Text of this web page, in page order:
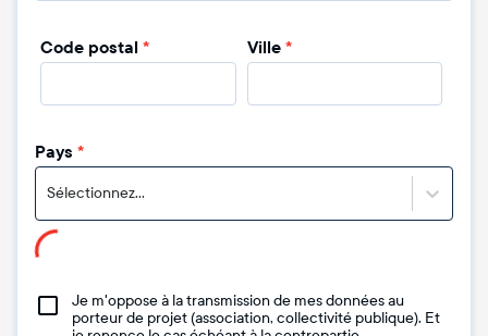
Code postal * Ville *
Pays *
Sélectionnez...
Je m'oppose à la transmission de mes données au
porteur de projet (association, collectivité publique). Et